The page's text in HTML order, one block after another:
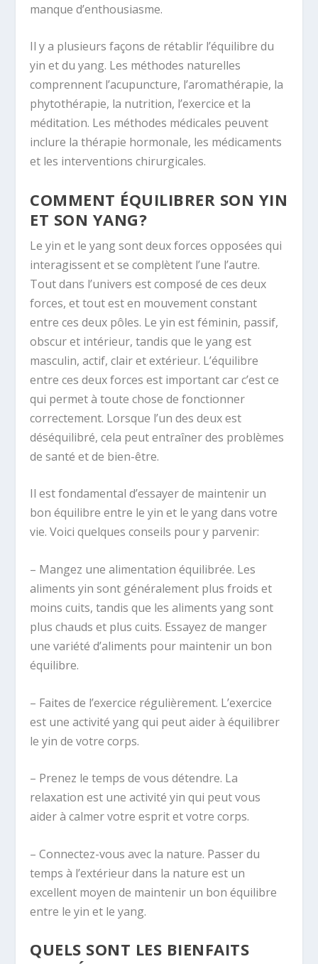
manque d’enthousiasme.
Il y a plusieurs façons de rétablir l’équilibre du
yin et du yang. Les méthodes naturelles
comprennent l’acupuncture, l’aromathérapie, la
phytothérapie, la nutrition, l’exercice et la
méditation. Les méthodes médicales peuvent
inclure la thérapie hormonale, les médicaments
et les interventions chirurgicales.
COMMENT ÉQUILIBRER SON YIN
ET SON YANG?
Le yin et le yang sont deux forces opposées qui
interagissent et se complètent l’une l’autre.
Tout dans l’univers est composé de ces deux
forces, et tout est en mouvement constant
entre ces deux pôles. Le yin est féminin, passif,
obscur et intérieur, tandis que le yang est
masculin, actif, clair et extérieur. L’équilibre
entre ces deux forces est important car c’est ce
qui permet à toute chose de fonctionner
correctement. Lorsque l’un des deux est
déséquilibré, cela peut entraîner des problèmes
de santé et de bien-être.
Il est fondamental d’essayer de maintenir un
bon équilibre entre le yin et le yang dans votre
vie. Voici quelques conseils pour y parvenir:
– Mangez une alimentation équilibrée. Les
aliments yin sont généralement plus froids et
moins cuits, tandis que les aliments yang sont
plus chauds et plus cuits. Essayez de manger
une variété d’aliments pour maintenir un bon
équilibre.
– Faites de l’exercice régulièrement. L’exercice
est une activité yang qui peut aider à équilibrer
le yin de votre corps.
– Prenez le temps de vous détendre. La
relaxation est une activité yin qui peut vous
aider à calmer votre esprit et votre corps.
– Connectez-vous avec la nature. Passer du
temps à l’extérieur dans la nature est un
excellent moyen de maintenir un bon équilibre
entre le yin et le yang.
QUELS SONT LES BIENFAITS